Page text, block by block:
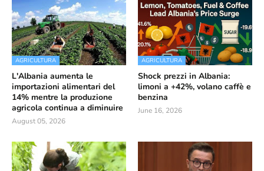
AGRICULTURA
L'Albania aumenta le
importazioni alimentari del
14% mentre la produzione
agricola continua a diminuire
August 05, 2026
AGRICULTURA
Shock prezzi in Albania:
limoni a +42%, volano caffè e
benzina
June 16, 2026